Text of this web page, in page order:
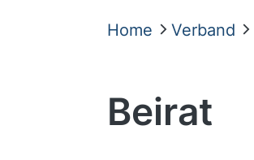
Home Verband
Beirat